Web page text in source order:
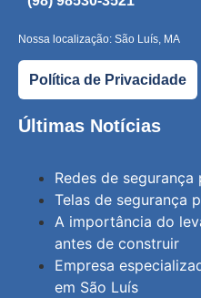
Nossa localização: São Luís, MA
Política de Privacidade
Últimas Notícias
Redes de
Telas de segurança
A importância do
antes de construir
Empresa
em São Luís